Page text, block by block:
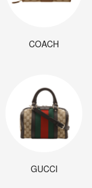
COACH
GUCCI